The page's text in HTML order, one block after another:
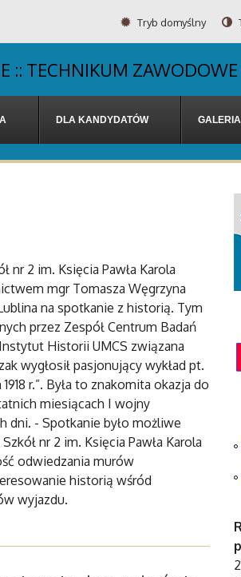
Tryb domyślny
:: TECHNIKUM
DLA KANDYDATÓW GALERIA
nr 2 im. Księcia Pawła Karola
mgr Tomasza Węgrzyna
na spotkanie z historią. Tym
przez Zespół Centrum Badań
Historii UMCS związana
wygłosił pasjonujący wykład pt.
r.”. Była to znakomita okazja do
miesiącach I wojny
dni. - Spotkanie było możliwe
nr 2 im. Księcia Pawła Karola
odwiedzania murów
historią wśród
wyjazdu.